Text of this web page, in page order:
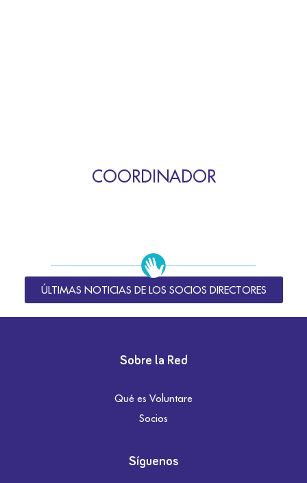
COORDINADOR
ÚLTIMAS NOTICIAS DE LOS SOCIOS DIRECTORES
Sobre la Red
Qué es Voluntare
Socios
Síguenos